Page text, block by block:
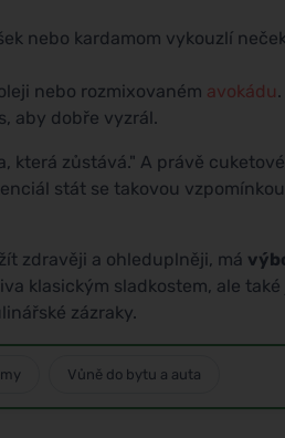
nebo kardamom vykouzlí
nebo rozmixovaném avokádu.
aby dobře vyzrál.
která zůstává." A právě cuketové
stát se takovou
zdravěji a ohleduplněji, má
klasickým sladkostem, ale také
zázraky.
Vůně do bytu a auta